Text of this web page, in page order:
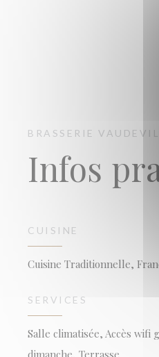
BRASSERIE
Infos
CUISINE
Cuisine Traditionnelle,
SERVICES
Salle climatisée, Accès
dimanche, Terrasse